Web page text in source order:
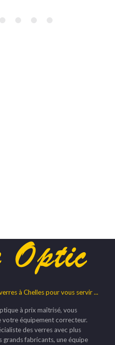
à Chelles pour vous servir ...
à prix maîtrisé, vous
votre équipement correcteur.
des verres avec plus
grands fabricants, une équipe